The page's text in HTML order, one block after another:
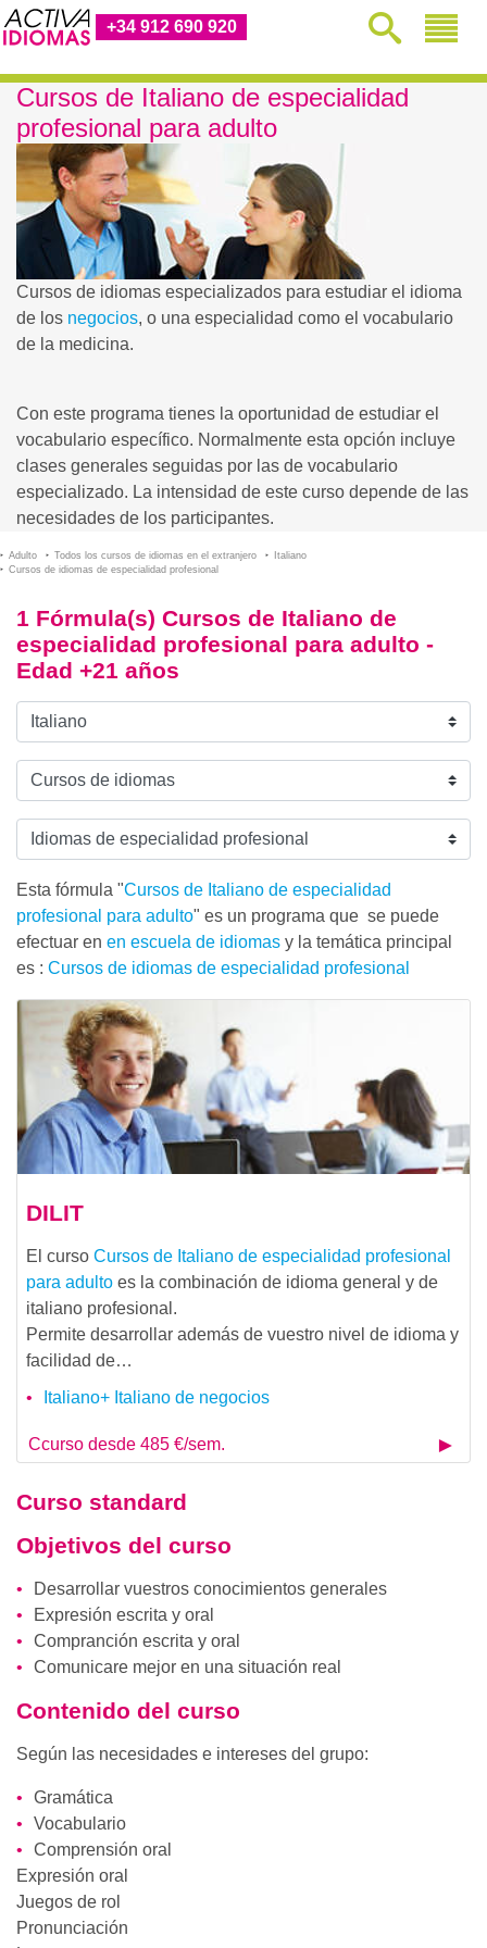
+34 912 690 920
Cursos de Italiano de especialidad
profesional para adulto
Cursos de idiomas especializados para estudiar el idioma
de los negocios, o una especialidad como el vocabulario
de la medicina.
Con este programa tienes la oportunidad de estudiar el
vocabulario específico. Normalmente esta opción incluye
clases generales seguidas por las de vocabulario
especializado. La intensidad de este curso depende de las
necesidades de los participantes.
Adulto Todos los cursos de idiomas en el extranjero
Italiano
Cursos de idiomas de especialidad profesional
1 Fórmula(s) Cursos de Italiano de
especialidad profesional para adulto -
Edad +21 años
Esta fórmula "Cursos de Italiano de especialidad
profesional para adulto" es un programa que se puede
efectuar en en escuela de idiomas y la temática principal
es : Cursos de idiomas de especialidad profesional
DILIT
El curso Cursos de Italiano de especialidad profesional
para adulto es la combinación de idioma general y de
italiano profesional.
Permite desarrollar además de vuestro nivel de idioma y
facilidad de…
Italiano+ Italiano de negocios
Ccurso desde 485 €/sem.
Curso standard
Objetivos del curso
Desarrollar vuestros conocimientos generales
Expresión escrita y oral
Compranción escrita y oral
Comunicare mejor en una situación real
Contenido del curso
Según las necesidades e intereses del grupo:
Gramática
Vocabulario
Comprensión oral
Expresión oral
Juegos de rol
Pronunciación